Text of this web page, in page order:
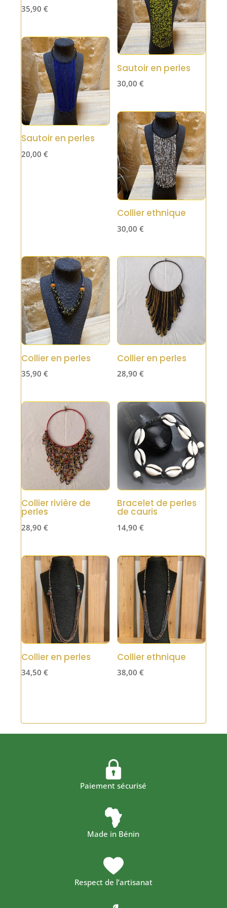
35,90 €
Sautoir en perles
30,00€
Sautoir en perles
20,00 €
Collier ethnique
30,00€
Collier en perles
35,90 €
Collier en perles
28,90€
Collier rivière de
perles
28,90 €
Bracelet de perles
de cauris
14,90€
Collier en perles
34,50 €
Collier ethnique
38,00€
Paiement sécurisé
Made in Bénin
Respect de l’artisanat